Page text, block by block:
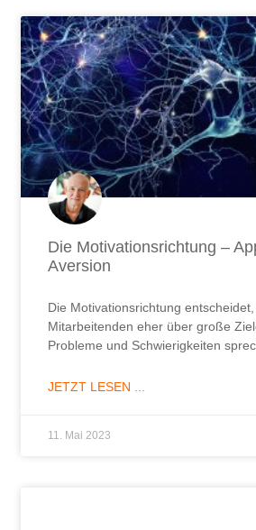
Die Motivationsrichtung –
Aversion
Die Motivationsrichtung
Mitarbeitenden eher über große
Probleme und Schwierigkeiten
JETZT LESEN ...
11. Mai 2023